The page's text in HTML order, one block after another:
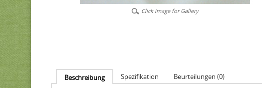
Click image for Gallery
Beschreibung Spezifikation Beurteilungen (0)